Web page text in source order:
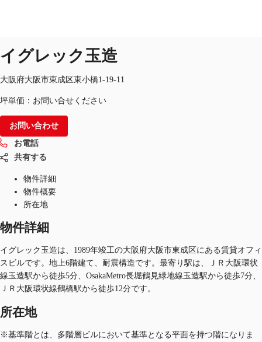
オフィス・事務所
倉庫・物流センター
地図検索
記事
仲介会社様はこちらへ
お気に入り
JP
イグレック玉造
大阪府大阪市東成区東小橋1-19-11
坪単価：お問い合せください
お問い合わせ
お電話
共有する
物件詳細
物件概要
所在地
物件詳細
イグレック玉造は、1989年竣工の大阪府大阪市東成区にある賃貸オフィ
スビルです。地上6階建て、耐震構造です。最寄り駅は、ＪＲ大阪環状
線玉造駅から徒歩5分、OsakaMetro長堀鶴見緑地線玉造駅から徒歩7分、
ＪＲ大阪環状線鶴橋駅から徒歩12分です。
所在地
※基準階とは、多階層ビルにおいて基準となる平面を持つ階になりま